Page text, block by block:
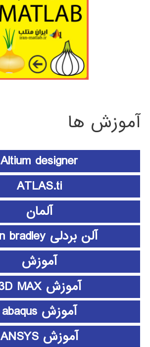
آموزش ها
Altium designer
ATLAS.ti
آلمان
آلن بردلی Allen bradley
آموزش
آموزش 3D MAX
آموزش abaqus
آموزش ANSYS